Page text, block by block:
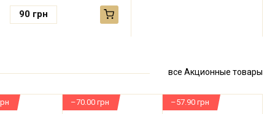
90 грн
все Акционные товары
–70.00 грн –57.90 грн